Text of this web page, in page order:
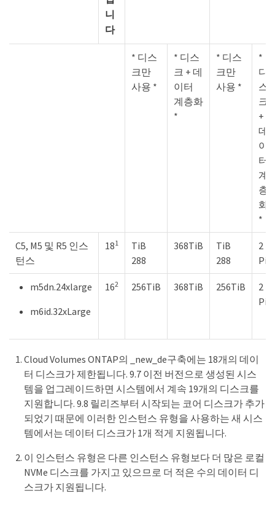
니
다
* 디스
크만
사용 *
* 디스
크 + 데
이터
계층화
*
* 디스
크만
사용 *
*
디
스
크
+
데
이
터
계
층
화
*
C5, M5 및 R5 인스
턴스
181
TiB
288
368TiB
TiB
288
2
PiB
m5dn.24xlarge
m6id.32xLarge
162 256TiB 368TiB 256TiB
2
PiB
Cloud Volumes ONTAP의 _new_de구축에는 18개의 데이
터 디스크가 제한됩니다. 9.7 이전 버전으로 생성된 시스
템을 업그레이드하면 시스템에서 계속 19개의 디스크를
지원합니다. 9.8 릴리즈부터 시작되는 코어 디스크가 추가
되었기 때문에 이러한 인스턴스 유형을 사용하는 새 시스
템에서는 데이터 디스크가 1개 적게 지원됩니다.
이 인스턴스 유형은 다른 인스턴스 유형보다 더 많은 로컬
NVMe 디스크를 가지고 있으므로 더 적은 수의 데이터 디
스크가 지원됩니다.